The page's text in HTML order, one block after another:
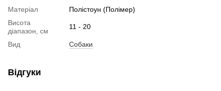
Матеріал
Полістоун (Полімер)
Висота
діапазон, см
11 - 20
Вид Собаки
Відгуки